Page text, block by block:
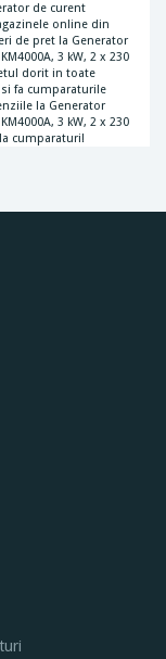
de curent
online din
de pret la Generator
3 kW, 2 x 230
dorit in toate
fa cumparaturile
la Generator
3 kW, 2 x 230
cumparaturi!